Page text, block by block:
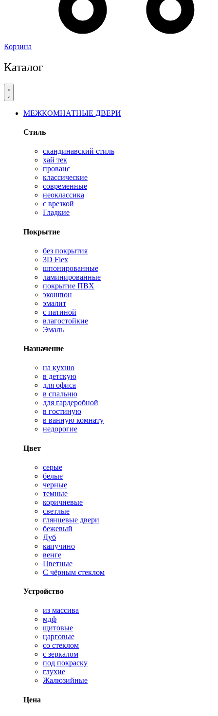
Корзина
Каталог
МЕЖКОМНАТНЫЕ ДВЕРИ
Стиль
скандинавский стиль
хай тек
прованс
классические
современные
неоклассика
с врезкой
Гладкие
Покрытие
без покрытия
3D Flex
шпонированные
ламинированные
покрытие ПВХ
экошпон
эмалит
с патиной
влагостойкие
Эмаль
Назначение
на кухню
в детскую
для офиса
в спальню
для гардеробной
в гостиную
в ванную комнату
недорогие
Цвет
серые
белые
черные
темные
коричневые
светлые
глянцевые двери
бежевый
Дуб
капучино
венге
Цветные
С чёрным стеклом
Устройство
из массива
мдф
щитовые
царговые
со стеклом
с зеркалом
под покраску
глухие
Жалюзийные
Цена